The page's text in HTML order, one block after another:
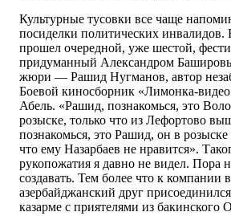
Культурные тусовки все чаще
посиделки политических инвалидов.
прошел очередной, уже шестой,
придуманный Александром
жюри — Рашид Нугманов, автор
Боевой киносборник «Лимонка-
Абель. «Рашид, познакомься, это
розыске, только что из Лефортово
познакомься, это Рашид, он в розыске
что ему Назарбаев не нравится».
рукопожатия я давно не видел. Пора
создавать. Тем более что к компании
азербайджанский друг
казарме с приятелями из